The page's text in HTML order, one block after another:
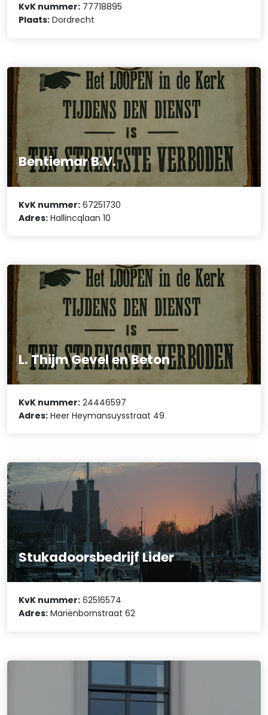
KvK nummer: 77718895
Plaats: Dordrecht
Bentiemar B.V.
KvK nummer: 67251730
Adres: Hallincqlaan 10
L. Thijm Gevel en Beton
KvK nummer: 24446597
Adres: Heer Heymansuysstraat 49
Stukadoorsbedrijf Lider
KvK nummer: 62516574
Adres: Mariënbornstraat 62